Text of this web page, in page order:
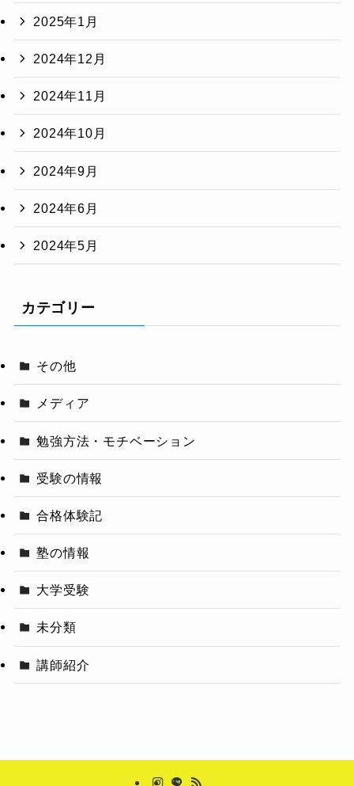
2025年1月
2024年12月
2024年11月
2024年10月
2024年9月
2024年6月
2024年5月
カテゴリー
その他
メディア
勉強方法・モチベーション
受験の情報
合格体験記
塾の情報
大学受験
未分類
講師紹介